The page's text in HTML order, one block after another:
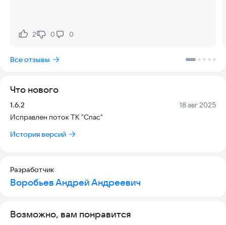
Нравится:
2Не нравится:
0 0
Все отзывы
Что нового
Версия:
1.6.2 Дата:
18 авг 2025
Исправлен поток ТК "Спас"
История версий
Разработчик
Воробьев Андрей Андреевич
Возможно, вам понравится